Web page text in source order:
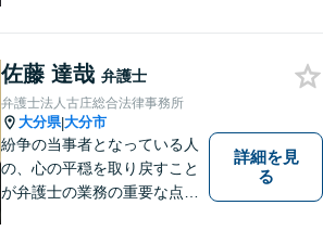
ニーズに応えます。常に市民
に身近で親しみやすい弁護士
であり続けます。
佐藤 達哉 弁護士
弁護士法人古庄総合法律事務所
大分県|大分市
紛争の当事者となっている人
の、心の平穏を取り戻すこと
が弁護士の業務の重要な点と
詳細を見
る